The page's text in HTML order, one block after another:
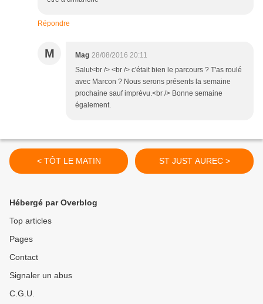
Répondre
M Mag 28/08/2016 20:11
Salut<br /> <br /> c'était bien le parcours ? T'as roulé
avec Marcon ? Nous serons présents la semaine
prochaine sauf imprévu.<br /> Bonne semaine
également.
< TÔT LE MATIN ST JUST AUREC >
Hébergé par Overblog
Top articles
Pages
Contact
Signaler un abus
C.G.U.